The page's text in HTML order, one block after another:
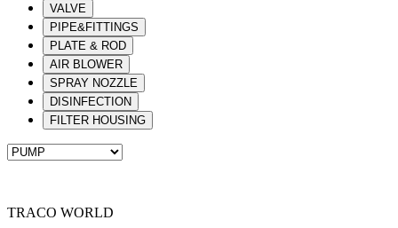
VALVE
PIPE&FITTINGS
PLATE & ROD
AIR BLOWER
SPRAY NOZZLE
DISINFECTION
FILTER HOUSING
TRACO WORLD